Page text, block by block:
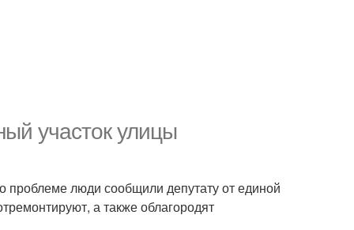
участок улицы
люди сообщили депутату от единой
а также облагородят